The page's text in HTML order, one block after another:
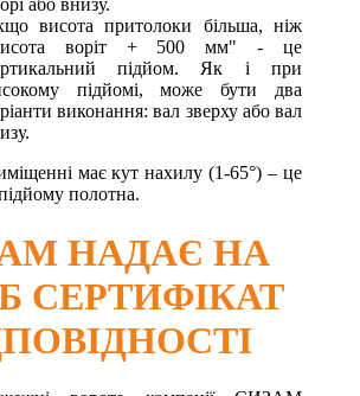
або внизу.
висота притолоки більша, ніж
воріт + 500 мм" - це
підйом. Як і при
підйомі, може бути два
виконання: вал зверху або вал
має кут нахилу (1-65°) – це
полотна.
НАДАЄ НА
СЕРТИФІКАТ